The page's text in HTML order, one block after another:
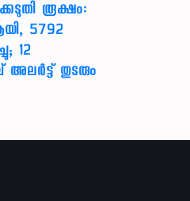
രൂക്ഷം:
5792
12
അലർട്ട് തുടരും